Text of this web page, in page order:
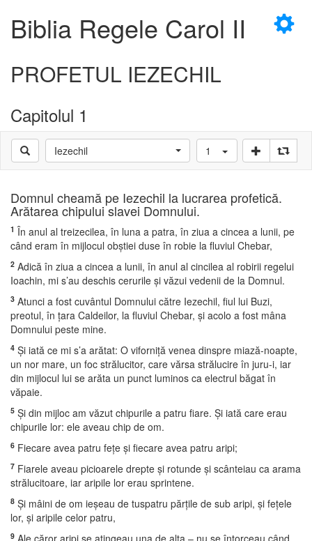
×
Biblia Regele Carol II
PROFETUL IEZECHIL
Capitolul 1
Iezechil 1
Domnul cheamă pe Iezechil la lucrarea profetică.
Arătarea chipului slavei Domnului.
1 În anul al treizecilea, în luna a patra, în ziua a cincea a lunii, pe
când eram în mijlocul obştiei duse în robie la fluviul Chebar,
2 Adică în ziua a cincea a lunii, în anul al cincilea al robirii regelui
Ioachin, mi s’au deschis cerurile şi văzui vedenii de la Domnul.
3 Atunci a fost cuvântul Domnului către Iezechil, fiul lui Buzi,
preotul, în ţara Caldeilor, la fluviul Chebar, şi acolo a fost mâna
Domnului peste mine.
4 Şi iată ce mi s’a arătat: O viforniţă venea dinspre miază-noapte,
un nor mare, un foc strălucitor, care vărsa strălucire în juru-i, iar
din mijlocul lui se arăta un punct luminos ca electrul băgat în
văpaie.
5 Şi din mijloc am văzut chipurile a patru fiare. Şi iată care erau
chipurile lor: ele aveau chip de om.
6 Fiecare avea patru feţe şi fiecare avea patru aripi;
7 Fiarele aveau picioarele drepte şi rotunde şi scânteiau ca arama
strălucitoare, iar aripile lor erau sprintene.
8 Şi mâini de om ieşeau de tuspatru părţile de sub aripi, şi feţele
lor, şi aripile celor patru,
9 Ale căror aripi se atingeau una de alta – nu se întorceau când